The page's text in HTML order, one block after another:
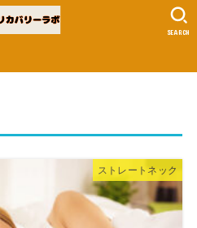
SEARCH
ストレートネック